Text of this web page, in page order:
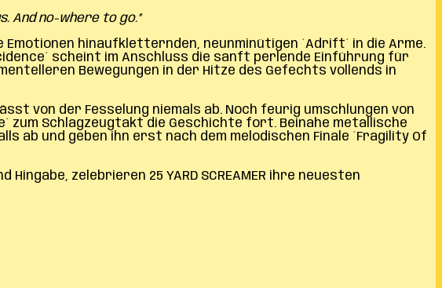
And no-where to go.”
hinaufkletternden, neunminütigen ´Adrift´ in die Arme.
scheint im Anschluss die sanft perlende Einführung für
Bewegungen in der Hitze des Gefechts vollends in
von der Fesselung niemals ab. Noch feurig umschlungen von
zum Schlagzeugtakt die Geschichte fort. Beinahe metallische
ab und geben ihn erst nach dem melodischen Finale ´Fragility Of
zelebrieren 25 YARD SCREAMER ihre neuesten